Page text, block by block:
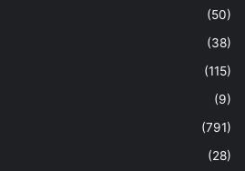
(50)
(38)
(115)
(9)
(791)
(28)